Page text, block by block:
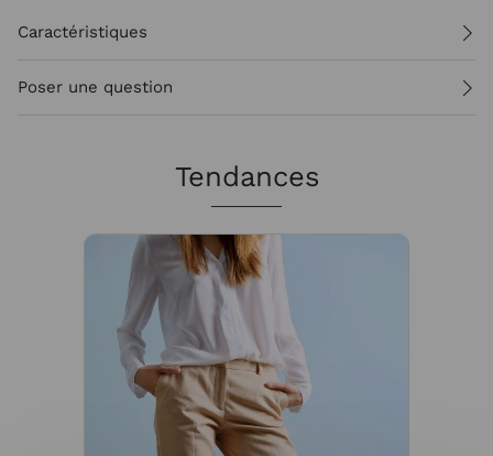
Caractéristiques
Poser une question
Tendances